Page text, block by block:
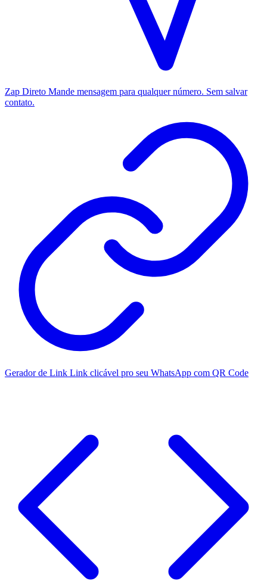
Zap Direto Mande mensagem para qualquer número. Sem salvar
contato.
Gerador de Link Link clicável pro seu WhatsApp com QR Code